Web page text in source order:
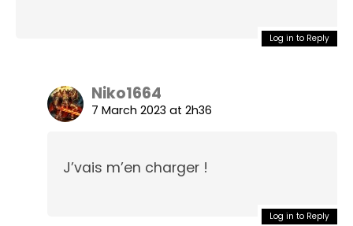
Log in to Reply
Niko1664
7 March 2023 at 2h36
J’vais m’en charger !
Log in to Reply